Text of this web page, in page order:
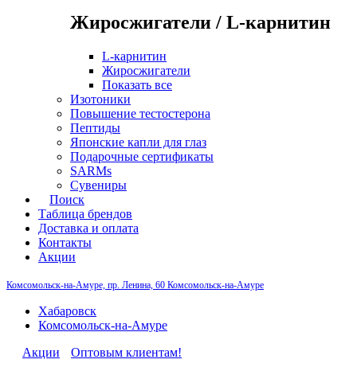
Жиросжигатели / L-карнитин
L-карнитин
Жиросжигатели
Показать все
Изотоники
Повышение тестостерона
Пептиды
Японские капли для глаз
Подарочные сертификаты
SARMs
Сувениры
Поиск
Таблица брендов
Доставка и оплата
Контакты
Акции
Комсомольск-на-Амуре, пр. Ленина, 60 Комсомольск-на-Амуре
Хабаровск
Комсомольск-на-Амуре
Акции
Оптовым клиентам!